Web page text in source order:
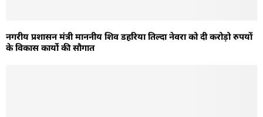
नगरीय प्रशासन मंत्री माननीय शिव डहरिया तिल्दा नेवरा को दी करोड़ो रुपयों
के विकास कार्यो की सौगात